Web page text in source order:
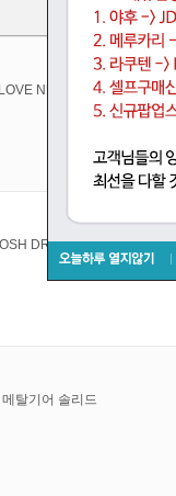
NUTS' TEE (에어 프레
DRUNKERS TEE 마법
탈기어 솔리드